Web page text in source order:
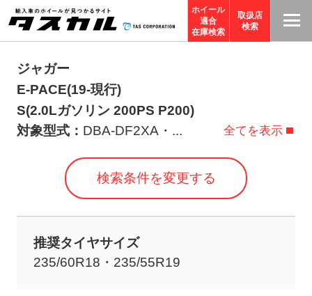
ホイール
適合
在庫検索
取扱店
検索
ジャガー
E-PACE(19-現行)
S(2.0Lガソリン 200PS P200)
対象型式： DBA-DF2XA・ ... 全てを表示
検索条件を変更する
推奨タイヤサイズ
235/60R18・235/55R19
T
R